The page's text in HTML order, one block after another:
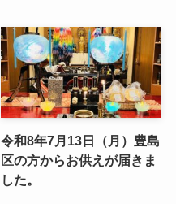
令和8年7月13日（月）豊島
区の方からお供えが届きま
した。